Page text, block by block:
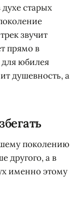
старых
звучит
прямо в
юбилея
душевность, а
поколению
другого, а в
именно этому